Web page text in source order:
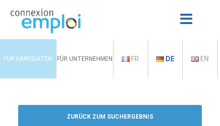
FÜR KANDIDATEN FÜR UNTERNEHMEN FR DE EN
ZURÜCK ZUM SUCHERGEBNIS